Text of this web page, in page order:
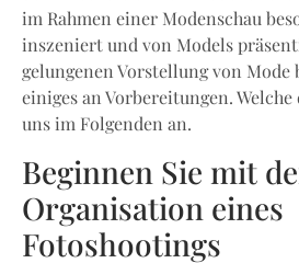
im Rahmen einer Modenschau
inszeniert und von Models
gelungenen Vorstellung von Mode
einiges an Vorbereitungen.
uns im Folgenden an.
Beginnen Sie mit
Organisation eines
Fotoshootings